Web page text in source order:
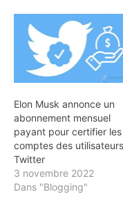
Elon Musk annonce un
abonnement mensuel
payant pour certifier les
comptes des utilisateurs
Twitter
3 novembre 2022
Dans "Blogging"